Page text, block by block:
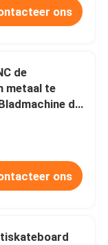
ons
de
metaal te
de
ons